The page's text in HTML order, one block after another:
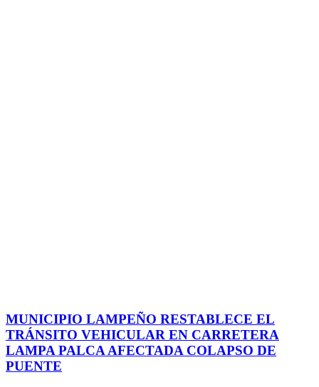
MUNICIPIO LAMPEÑO RESTABLECE EL
TRÁNSITO VEHICULAR EN CARRETERA
LAMPA PALCA AFECTADA COLAPSO DE
PUENTE